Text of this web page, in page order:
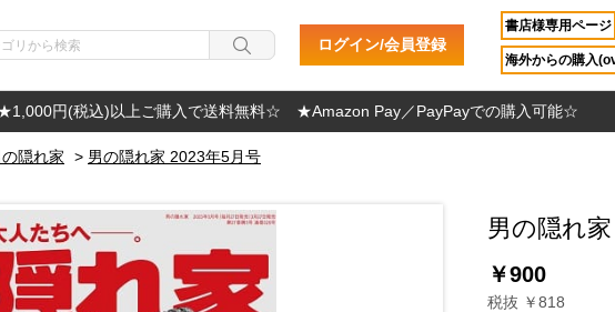
ログイン/会員登録
書店様専用ページ
海外からの購入
円(税込)以上ご購入で送料無料☆ ★Amazon Pay／PayPayでの購入可能☆
の隠れ家 > 男の隠れ家 2023年5月号
男の隠れ
￥900
税抜 ￥818